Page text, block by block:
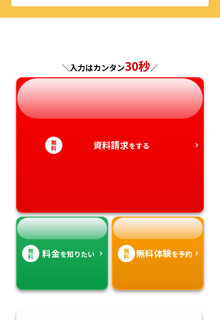
山形県
千葉県
神奈川県
福井県
長野県
岐阜県
静岡県
愛知県
京都府
兵庫県
奈良県
和歌山県
島根県
広島県
山口県
徳島県
香川県
福岡県
長崎県
熊本県
大分県
宮崎県
＼入力はカンタン30秒／
無
料 資料請求をする
無
料 料金を知りたい 無
料 無料体験を予約